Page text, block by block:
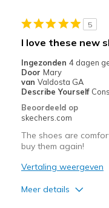
Width
Sizing
5
I love these new
Ingezonden 4 dagen
Door Mary
van Valdosta GA
Describe Yourself
Beoordeeld op
skechers.com
The shoes are
buy them again!
Vertaling weergeven
Meer details